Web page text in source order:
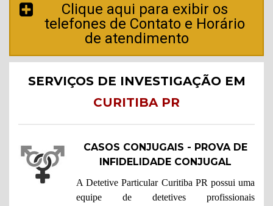
Clique aqui para exibir os
telefones de Contato e Horário
de atendimento
SERVIÇOS DE INVESTIGAÇÃO EM
CURITIBA PR
CASOS CONJUGAIS - PROVA DE
INFIDELIDADE CONJUGAL
A Detetive Particular Curitiba PR possui uma
equipe de detetives profissionais